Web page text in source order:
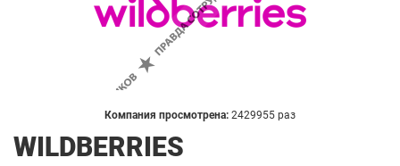
Компания просмотрена: 2429955 раз
WILDBERRIES